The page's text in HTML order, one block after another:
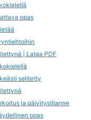
opas
| Lataa PDF
selitetty
ja päivitystilanne
opas